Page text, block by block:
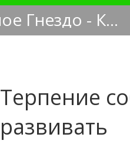
Орлиное Гнездо - Кинологический блог
Терпение
развивать